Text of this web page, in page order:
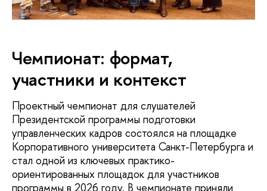
Чемпионат: формат,
участники и контекст
Проектный чемпионат для слушателей
Президентской программы подготовки
управленческих кадров состоялся на площадке
Корпоративного университета Санкт-Петербурга и
стал одной из ключевых практико-
ориентированных площадок для участников
программы в 2026 году. В чемпионате приняли